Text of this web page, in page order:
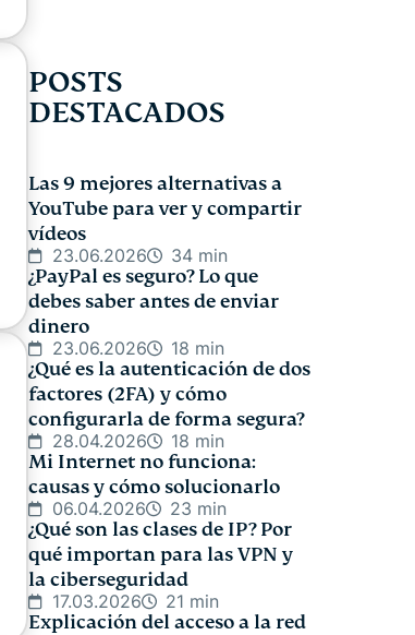
POSTS
DESTACADOS
Las 9 mejores alternativas a
YouTube para ver y compartir
vídeos
23.06.2026 34 min
¿PayPal es seguro? Lo que
debes saber antes de enviar
dinero
23.06.2026 18 min
¿Qué es la autenticación de dos
factores (2FA) y cómo
configurarla de forma segura?
28.04.2026 18 min
Mi Internet no funciona:
causas y cómo solucionarlo
06.04.2026 23 min
¿Qué son las clases de IP? Por
qué importan para las VPN y
la ciberseguridad
17.03.2026 21 min
Explicación del acceso a la red